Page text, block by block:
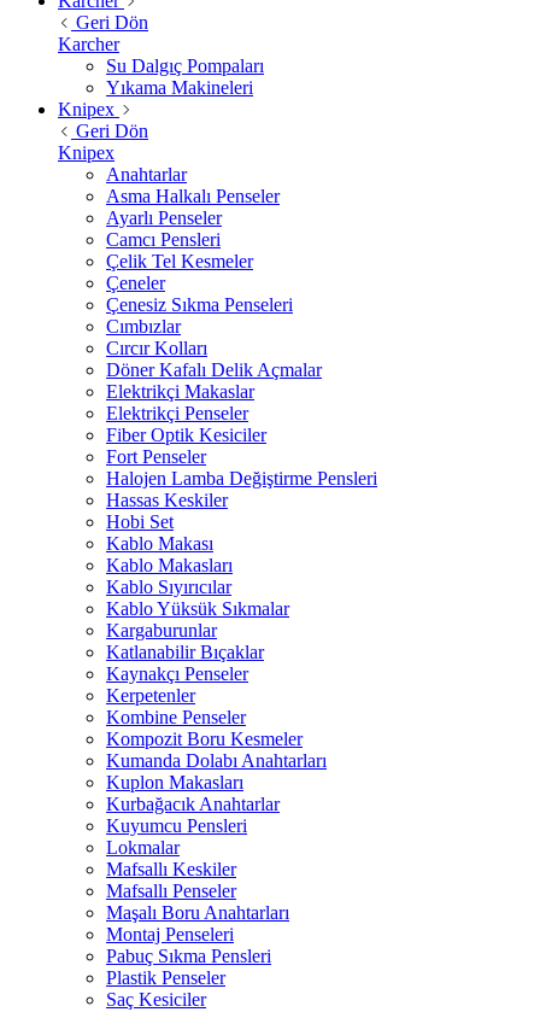
Geri Dön
Karcher
Su Dalgıç Pompaları
Yıkama Makineleri
Knipex
Geri Dön
Knipex
Anahtarlar
Asma Halkalı Penseler
Ayarlı Penseler
Camcı Pensleri
Çelik Tel Kesmeler
Çeneler
Çenesiz Sıkma Penseleri
Cımbızlar
Cırcır Kolları
Döner Kafalı Delik Açmalar
Elektrikçi Makaslar
Elektrikçi Penseler
Fiber Optik Kesiciler
Fort Penseler
Halojen Lamba Değiştirme Pensleri
Hassas Keskiler
Hobi Set
Kablo Makası
Kablo Makasları
Kablo Sıyırıcılar
Kablo Yüksük Sıkmalar
Kargaburunlar
Katlanabilir Bıçaklar
Kaynakçı Penseler
Kerpetenler
Kombine Penseler
Kompozit Boru Kesmeler
Kumanda Dolabı Anahtarları
Kuplon Makasları
Kurbağacık Anahtarlar
Kuyumcu Pensleri
Lokmalar
Mafsallı Keskiler
Mafsallı Penseler
Maşalı Boru Anahtarları
Montaj Penseleri
Pabuç Sıkma Pensleri
Plastik Penseler
Saç Kesiciler